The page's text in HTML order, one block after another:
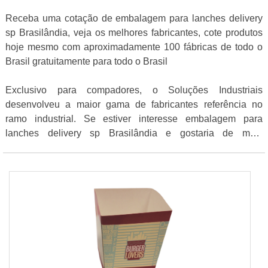
Receba uma cotação de embalagem para lanches delivery
sp Brasilândia, veja os melhores fabricantes, cote produtos
hoje mesmo com aproximadamente 100 fábricas de todo o
Brasil gratuitamente para todo o Brasil
Exclusivo para compadores, o Soluções Industriais
desenvolveu a maior gama de fabricantes referência no
ramo industrial. Se estiver interesse embalagem para
lanches delivery sp Brasilândia e gostaria de mais